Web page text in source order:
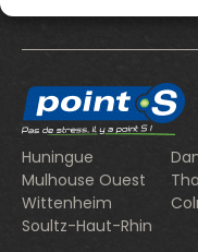
Huningue
Mulhouse Ouest
Wittenheim
Soultz-Haut-Rhin